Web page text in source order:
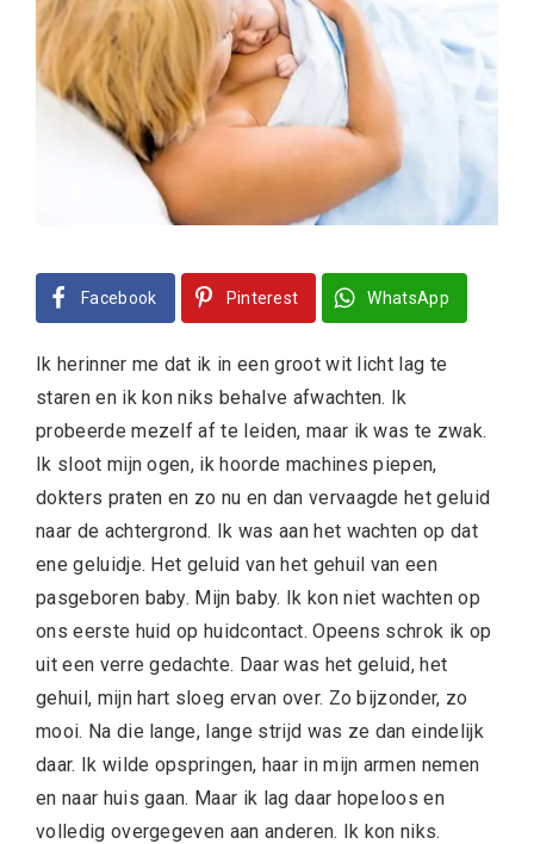
Facebook Pinterest WhatsApp
Ik herinner me dat ik in een groot wit licht lag te
staren en ik kon niks behalve afwachten. Ik
probeerde mezelf af te leiden, maar ik was te zwak.
Ik sloot mijn ogen, ik hoorde machines piepen,
dokters praten en zo nu en dan vervaagde het geluid
naar de achtergrond. Ik was aan het wachten op dat
ene geluidje. Het geluid van het gehuil van een
pasgeboren baby. Mijn baby. Ik kon niet wachten op
ons eerste huid op huidcontact. Opeens schrok ik op
uit een verre gedachte. Daar was het geluid, het
gehuil, mijn hart sloeg ervan over. Zo bijzonder, zo
mooi. Na die lange, lange strijd was ze dan eindelijk
daar. Ik wilde opspringen, haar in mijn armen nemen
en naar huis gaan. Maar ik lag daar hopeloos en
volledig overgegeven aan anderen. Ik kon niks.